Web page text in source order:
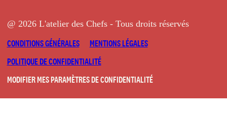
@ 2026 L'atelier des Chefs - Tous droits réservés
CONDITIONS GÉNÉRALES
MENTIONS LÉGALES
POLITIQUE DE CONFIDENTIALITÉ
MODIFIER MES PARAMÈTRES DE CONFIDENTIALITÉ